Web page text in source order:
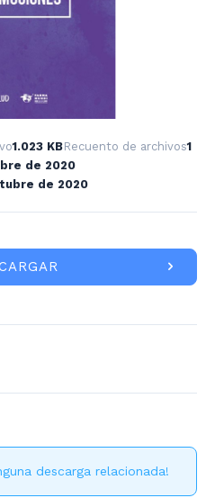
1.023 KBRecuento de archivos1
de 2020
de 2020
descarga relacionada!